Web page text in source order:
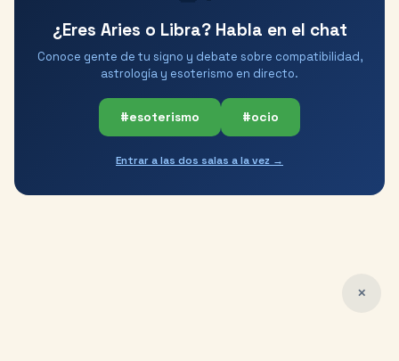
¿Eres Aries o Libra? Habla en el chat
Conoce gente de tu signo y debate sobre compatibilidad,
astrología y esoterismo en directo.
#esoterismo #ocio
Entrar a las dos salas a la vez →
✕